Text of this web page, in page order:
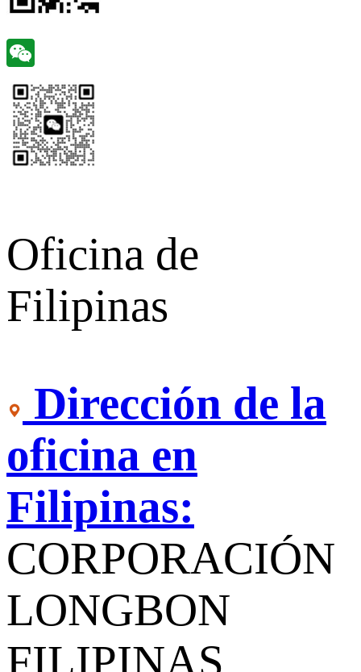
Oficina de
Filipinas
Dirección de la
oficina en
Filipinas:
CORPORACIÓN
LONGBON
FILIPINAS